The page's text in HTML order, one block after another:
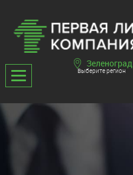
Зеленоград
Выберите регион